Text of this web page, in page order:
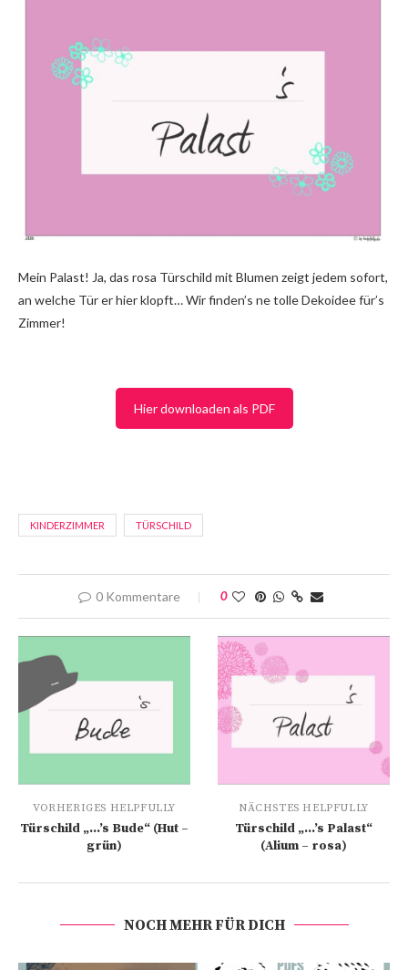
Mein Palast! Ja, das rosa Türschild mit Blumen zeigt jedem sofort,
an welche Tür er hier klopft… Wir finden’s ne tolle Dekoidee für’s
Zimmer!
Hier downloaden als PDF
KINDERZIMMER TÜRSCHILD
0 Kommentare 0
VORHERIGES HELPFULLY
Türschild „…’s Bude“ (Hut –
grün)
NÄCHSTES HELPFULLY
Türschild „…’s Palast“
(Alium – rosa)
NOCH MEHR FÜR DICH